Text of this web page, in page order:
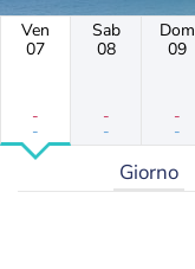
Ven
07
-
-
Sab
08
-
-
Dom
09
-
-
Giorno